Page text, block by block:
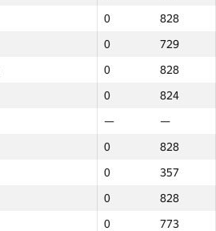
0
828
0
729
0
828
0
824
—
—
0
828
0
357
0
828
0
773
0
828
0
729
0
828
0
824
—
—
0
828
0
357
0
828
0
773